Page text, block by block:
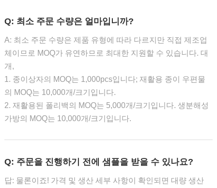
Q: 최소 주문 수량은 얼마입니까?
A: 최소 주문 수량은 제품 유형에 따라 다르지만 직접 제조업
체이므로 MOQ가 유연하므로 최대한 지원할 수 있습니다. 대
개,
1. 종이상자의 MOQ는 1,000pcs입니다; 재활용 종이 우편물
의 MOQ는 10,000개/크기입니다.
2. 재활용된 폴리백의 MOQ는 5,000개/크기입니다. 생분해성
가방의 MOQ는 10,000개/크기입니다.
Q: 주문을 진행하기 전에 샘플을 받을 수 있나요?
답: 물론이죠! 가격 및 생산 세부 사항이 확인되면 대량 생산